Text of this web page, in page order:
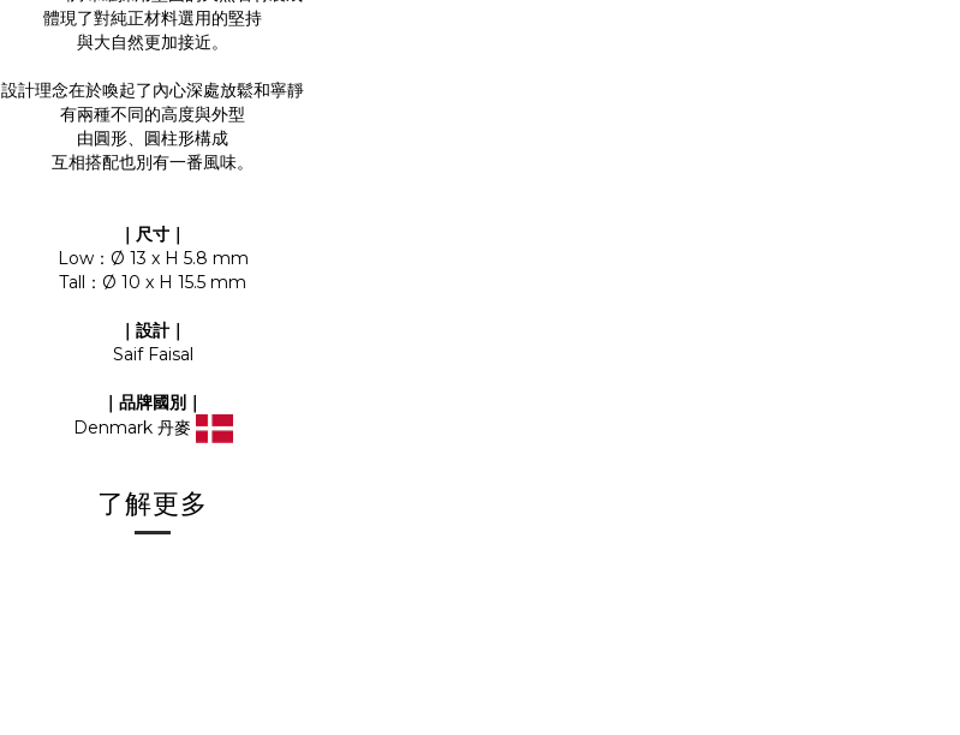
體現了對純正材料選用的堅持
與大自然更加接近。
設計理念在於喚起了內心深處放鬆和寧靜
有兩種不同的高度與外型
由圓形、圓柱形構成
互相搭配也別有一番風味。
｜尺寸｜
Low：Ø 13 x H 5.8 mm
Tall：Ø 10 x H 15.5 mm
｜設計｜
Saif Faisal
｜品牌國別｜
Denmark 丹麥
了解更多